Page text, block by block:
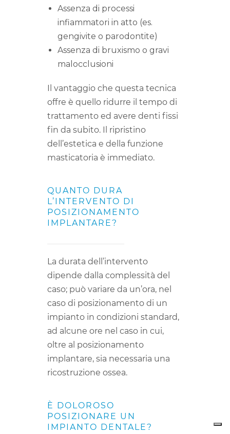
Assenza di processi
infiammatori in atto (es.
gengivite o parodontite)
Assenza di bruxismo o gravi
malocclusioni
Il vantaggio che questa tecnica
offre è quello ridurre il tempo di
trattamento ed avere denti fissi
fin da subito. Il ripristino
dell’estetica e della funzione
masticatoria è immediato.
QUANTO DURA
L’INTERVENTO DI
POSIZIONAMENTO
IMPLANTARE?
La durata dell’intervento
dipende dalla complessità del
caso; può variare da un’ora, nel
caso di posizionamento di un
impianto in condizioni standard,
ad alcune ore nel caso in cui,
oltre al posizionamento
implantare, sia necessaria una
ricostruzione ossea.
È DOLOROSO
POSIZIONARE UN
IMPIANTO DENTALE?